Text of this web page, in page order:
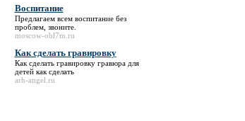
Воспитание
Предлагаем всем воспитаниебез
проблем, звоните.
moscow-obl7m.ru
Как сделать гравировку
Как сделать гравировкугравюра для
детей как сделать
arh-angel.ru